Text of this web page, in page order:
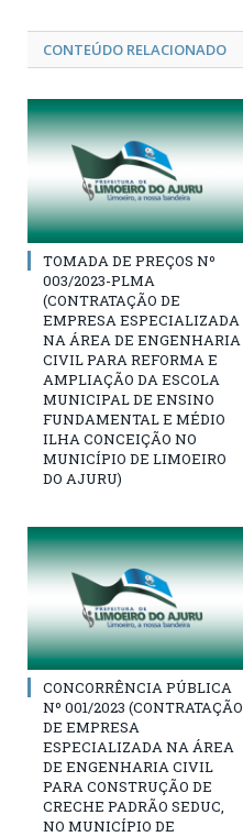
CONTEÚDO RELACIONADO
TOMADA DE PREÇOS Nº
003/2023-PLMA
(CONTRATAÇÃO DE
EMPRESA ESPECIALIZADA
NA ÁREA DE ENGENHARIA
CIVIL PARA REFORMA E
AMPLIAÇÃO DA ESCOLA
MUNICIPAL DE ENSINO
FUNDAMENTAL E MÉDIO
ILHA CONCEIÇÃO NO
MUNICÍPIO DE LIMOEIRO
DO AJURU)
CONCORRÊNCIA PÚBLICA
Nº 001/2023 (CONTRATAÇÃO
DE EMPRESA
ESPECIALIZADA NA ÁREA
DE ENGENHARIA CIVIL
PARA CONSTRUÇÃO DE
CRECHE PADRÃO SEDUC,
NO MUNICÍPIO DE